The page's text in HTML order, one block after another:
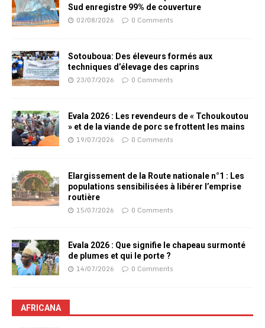
Sud enregistre 99% de couverture
02/08/2026 0 Comments
Sotouboua: Des éleveurs formés aux
techniques d’élevage des caprins
23/07/2026 0 Comments
Evala 2026 : Les revendeurs de « Tchoukoutou
» et de la viande de porc se frottent les mains
19/07/2026 0 Comments
Elargissement de la Route nationale n°1 : Les
populations sensibilisées à libérer l’emprise
routière
15/07/2026 0 Comments
Evala 2026 : Que signifie le chapeau surmonté
de plumes et qui le porte ?
14/07/2026 0 Comments
AFRICANA